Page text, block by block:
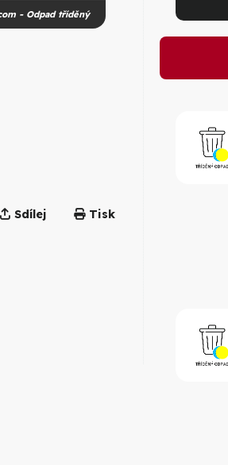
- Odpad tříděný
Sdílej Tisk